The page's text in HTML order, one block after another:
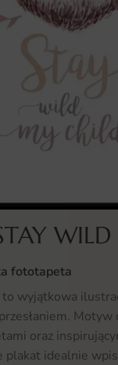
WILD
fototapeta
wyjątkowa
Motyw
oraz
plakat idealnie